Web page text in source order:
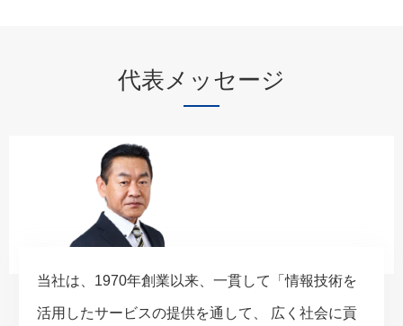
代表メッセージ
当社は、1970年創業以来、一貫して「情報技術を
活用したサービスの提供を通して、 広く社会に貢